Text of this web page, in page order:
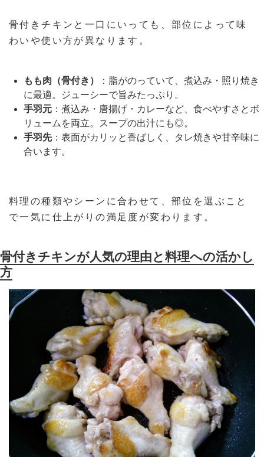
骨付きチキンと一口にいっても、部位によって味
わいや使い方が異なります。
もも肉（骨付き）
：脂がのっていて、煮込み・照り焼き
に最適。ジューシーで旨みたっぷり。
手羽元 ：煮込み・唐揚げ・カレーなど、食べやすさとボ
リュームを両立。スープの出汁にも◎。
手羽先：表面がカリッと香ばしく、タレ焼きや甘辛味に
合います。
料理の種類やシーンに合わせて、部位を選ぶこと
で一気に仕上がりの満足度が変わります。
骨付きチキンが人気の理由と料理への活かし
方